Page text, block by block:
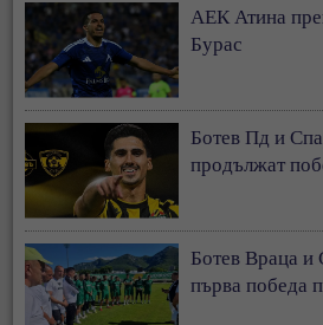
АЕК Атина
Бурас
Ботев Пд и
продължат
Ботев Враца и
първа победа